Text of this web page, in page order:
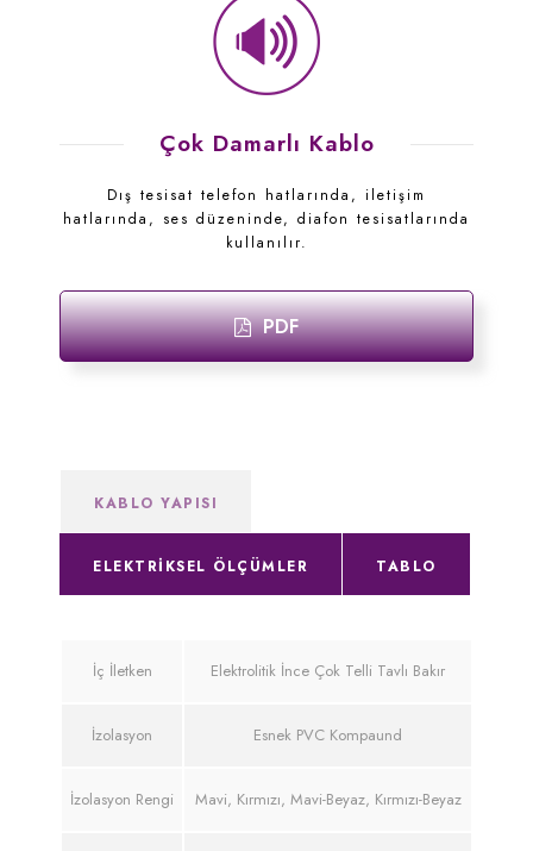
Çok Damarlı Kablo
Dış tesisat telefon hatlarında, iletişim
hatlarında, ses düzeninde, diafon tesisatlarında
kullanılır.
PDF
KABLO YAPISI
ELEKTRIKSEL ÖLÇÜMLER TABLO
İç İletken Elektrolitik İnce Çok Telli Tavlı Bakır
İzolasyon Esnek PVC Kompaund
İzolasyon Rengi Mavi, Kırmızı, Mavi-Beyaz, Kırmızı-Beyaz